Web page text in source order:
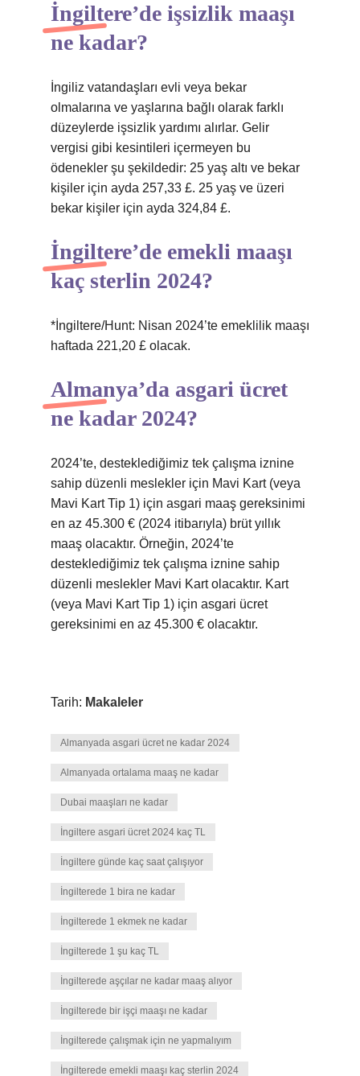
İngiltere’de işsizlik maaşı
ne kadar?
İngiliz vatandaşları evli veya bekar
olmalarına ve yaşlarına bağlı olarak farklı
düzeylerde işsizlik yardımı alırlar. Gelir
vergisi gibi kesintileri içermeyen bu
ödenekler şu şekildedir: 25 yaş altı ve bekar
kişiler için ayda 257,33 £. 25 yaş ve üzeri
bekar kişiler için ayda 324,84 £.
İngiltere’de emekli maaşı
kaç sterlin 2024?
*İngiltere/Hunt: Nisan 2024’te emeklilik maaşı
haftada 221,20 £ olacak.
Almanya’da asgari ücret
ne kadar 2024?
2024’te, desteklediğimiz tek çalışma iznine
sahip düzenli meslekler için Mavi Kart (veya
Mavi Kart Tip 1) için asgari maaş gereksinimi
en az 45.300 € (2024 itibarıyla) brüt yıllık
maaş olacaktır. Örneğin, 2024’te
desteklediğimiz tek çalışma iznine sahip
düzenli meslekler Mavi Kart olacaktır. Kart
(veya Mavi Kart Tip 1) için asgari ücret
gereksinimi en az 45.300 € olacaktır.
Tarih: Makaleler
Almanyada asgari ücret ne kadar 2024
Almanyada ortalama maaş ne kadar
Dubai maaşları ne kadar
İngiltere asgari ücret 2024 kaç TL
İngiltere günde kaç saat çalışıyor
İngilterede 1 bira ne kadar
İngilterede 1 ekmek ne kadar
İngilterede 1 şu kaç TL
İngilterede aşçılar ne kadar maaş alıyor
İngilterede bir işçi maaşı ne kadar
İngilterede çalışmak için ne yapmalıyım
İngilterede emekli maaşı kaç sterlin 2024